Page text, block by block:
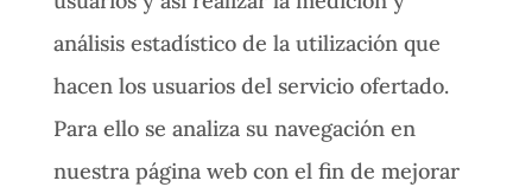
análisis estadístico de la utilización que
hacen los usuarios del servicio ofertado.
Para ello se analiza su navegación en
nuestra página web con el fin de mejorar